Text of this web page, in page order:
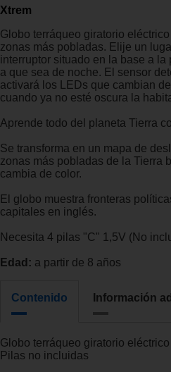
Xtrem
Globo terráqueo giratorio
zonas más pobladas. Elije un
interruptor situado en la base a
a que sea de noche. El sensor
activará los LEDs que cambian
cuando ya no esté oscura la
Aprende todo del planeta Tierra
Se transforma en un mapa de
zonas más pobladas de la Tierra
cambia de color.
El globo muestra fronteras
capitales en inglés.
Necesita 4 pilas "C" 1,5V (No
Edad: a partir de 8 años
Contenido Información
Globo terráqueo giratorio
Pilas no incluidas